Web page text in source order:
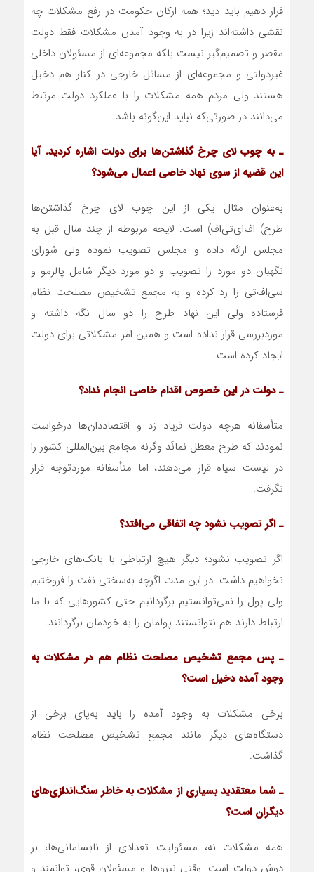
قرار دهیم باید دید؛ همه ارکان حکومت در رفع مشکلات چه
نقشی داشته‌اند زیرا در به وجود آمدن مشکلات فقط دولت
مقصر و تصمیم‌گیر نیست بلکه مجموعه‌ای از مسئولان داخلی
غیردولتی و مجموعه‌ای از مسائل خارجی در کنار هم دخیل
هستند ولی مردم همه مشکلات را با عملکرد دولت مرتبط
می‌دانند در صورتی‌که نباید این‌گونه باشد.
ـ به چوب لای چرخ گذاشتن‌ها برای دولت اشاره کردید. آیا
این قضیه از سوی نهاد خاصی اعمال می‌شود؟
به‌عنوان مثال یکی از این چوب لای چرخ گذاشتن‌ها
طرح) اف‌ای‌تی‌اف) است. لایحه مربوطه از چند سال قبل به
مجلس ارائه داده و مجلس تصویب نموده ولی شورای
نگهبان دو مورد را تصویب و دو مورد دیگر شامل پالرمو و
سی‌اف‌تی را رد کرده و به مجمع تشخیص مصلحت نظام
فرستاده ولی این نهاد طرح را دو سال نگه داشته و
موردبررسی قرار نداده است و همین امر مشکلاتی برای دولت
ایجاد کرده است.
ـ دولت در این خصوص اقدام خاصی انجام نداد؟
متأسفانه هرچه دولت فریاد زد و اقتصاددان‌ها درخواست
نمودند که طرح معطل نمانَد وگرنه مجامع بین‌المللی کشور را
در لیست سیاه قرار می‌دهند، اما متأسفانه موردتوجه قرار
نگرفت.
ـ اگر تصویب نشود چه اتفاقی می‌افتد؟
اگر تصویب نشود؛ دیگر هیچ ارتباطی با بانک‌های خارجی
نخواهیم داشت. در این مدت اگرچه به‌سختی نفت را فروختیم
ولی پول را نمی‌توانستیم برگردانیم حتی کشورهایی که با ما
ارتباط دارند هم نتوانستند پول‏مان را به خودمان برگردانند.
ـ پس مجمع تشخیص مصلحت نظام هم در مشکلات به
وجود آمده دخیل است؟
برخی مشکلات به وجود آمده را باید به‌پای برخی از
دستگاه‌های دیگر مانند مجمع تشخیص مصلحت نظام
گذاشت.
ـ شما معتقدید بسیاری از مشکلات به خاطر سنگ‌اندازی‌های
دیگران است؟
همه مشکلات نه، مسئولیت تعدادی از نابسامانی‌ها، بر
دوش دولت است. وقتی نیروها و مسئولان قوی، توانمند و